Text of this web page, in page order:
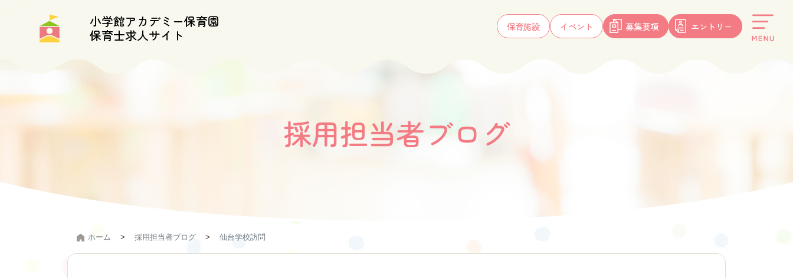
職員紹介
小学館アカデミー保育園
保育士求人サイト
保育施設 イベント 募集要項 エントリー
採用担当者ブログ
ホーム 採用担当者ブログ 仙台学校訪問